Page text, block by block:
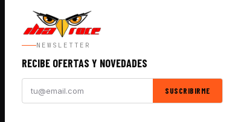
NEWSLETTER
RECIBE OFERTAS Y NOVEDADES
SUSCRIBIRME